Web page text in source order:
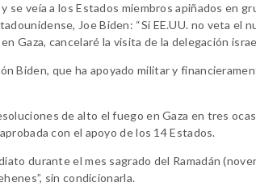
veía a los Estados miembros apiñados en
Joe Biden: “Si EE.UU. no veta el
Gaza, cancelaré la visita de la delegación
Biden, que ha apoyado militar y
de alto el fuego en Gaza en tres
con el apoyo de los 14 Estados.
durante el mes sagrado del Ramadán
sin condicionarla.